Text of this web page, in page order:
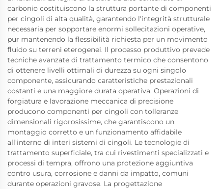
carbonio costituiscono la struttura portante di componenti
per cingoli di alta qualità, garantendo l'integrità strutturale
necessaria per sopportare enormi sollecitazioni operative,
pur mantenendo la flessibilità richiesta per un movimento
fluido su terreni eterogenei. Il processo produttivo prevede
tecniche avanzate di trattamento termico che consentono
di ottenere livelli ottimali di durezza su ogni singolo
componente, assicurando caratteristiche prestazionali
costanti e una maggiore durata operativa. Operazioni di
forgiatura e lavorazione meccanica di precisione
producono componenti per cingoli con tolleranze
dimensionali rigorosissime, che garantiscono un
montaggio corretto e un funzionamento affidabile
all’interno di interi sistemi di cingoli. Le tecnologie di
trattamento superficiale, tra cui rivestimenti specializzati e
processi di tempra, offrono una protezione aggiuntiva
contro usura, corrosione e danni da impatto, comuni
durante operazioni gravose. La progettazione